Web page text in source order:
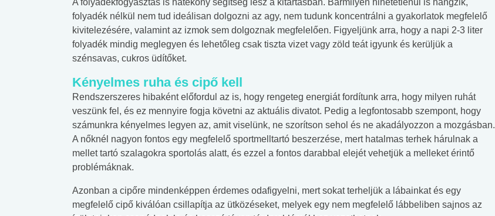
A folyadékfogyasztás is hatékony segítség lesz a kitartásban. Bármilyen hihetetlenül is hangzik,
folyadék nélkül nem tud ideálisan dolgozni az agy, nem tudunk koncentrálni a gyakorlatok megfelelő
kivitelezésére, valamint az izmok sem dolgoznak megfelelően. Figyeljünk arra, hogy a napi 2-3 liter
folyadék mindig meglegyen és lehetőleg csak tiszta vizet vagy zöld teát igyunk és kerüljük a
szénsavas, cukros üdítőket.
Kényelmes ruha és cipő kell
Rendszerszeres hibaként előfordul az is, hogy rengeteg energiát fordítunk arra, hogy milyen ruhát
veszünk fel, és ez mennyire fogja követni az aktuális divatot. Pedig a legfontosabb szempont, hogy
számunkra kényelmes legyen az, amit viselünk, ne szorítson sehol és ne akadályozzon a mozgásban.
A nőknél nagyon fontos egy megfelelő sportmelltartó beszerzése, mert hatalmas terhek hárulnak a
mellet tartó szalagokra sportolás alatt, és ezzel a fontos darabbal elejét vehetjük a melleket érintő
problémáknak.
Azonban a cipőre mindenképpen érdemes odafigyelni, mert sokat terheljük a lábainkat és egy
megfelelő cipő kiválóan csillapítja az ütközéseket, melyek egy nem megfelelő lábbeliben sajnos az